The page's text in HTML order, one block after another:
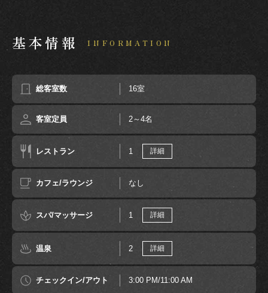
基本情報 INFORMATION
総客室数 16室
客室定員 2～4名
レストラン 1 詳細
カフェ/ラウンジ なし
スパ/マッサージ 1 詳細
温泉 2 詳細
チェックイン/アウト 3:00 PM/11:00 AM